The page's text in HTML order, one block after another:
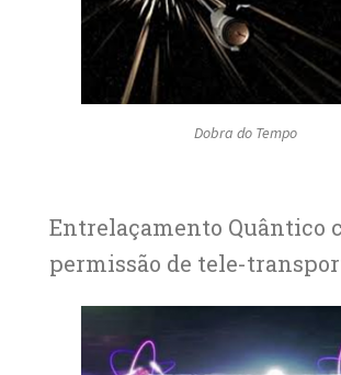
Dobra do Tempo
Entrelaçamento Quântico
permissão de tele-